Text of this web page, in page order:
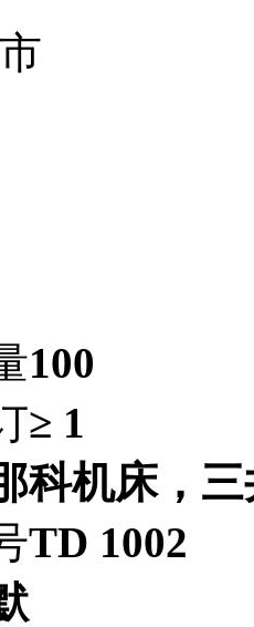
100
≥ 1
科机床，
TD 1002